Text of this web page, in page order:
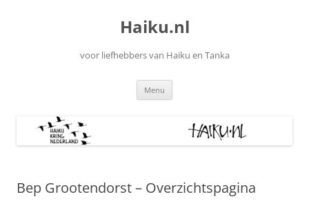
Haiku.nl
voor liefhebbers van Haiku en Tanka
Menu
Bep Grootendorst – Overzichtspagina